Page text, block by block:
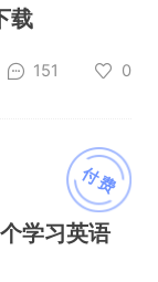
载
151 0
付费
学习英语